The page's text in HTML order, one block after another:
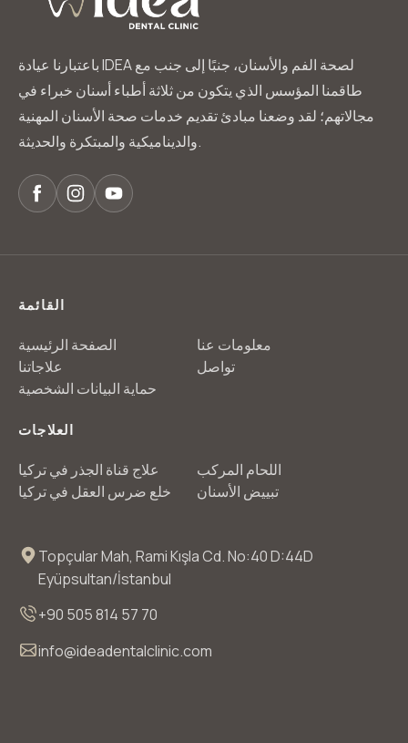
باعتبارنا عيادة IDEA لصحة الفم والأسنان، جنبًا إلى جنب مع
طاقمنا المؤسس الذي يتكون من ثلاثة أطباء أسنان خبراء في
مجالاتهم؛ لقد وضعنا مبادئ تقديم خدمات صحة الأسنان المهنية
والديناميكية والمبتكرة والحديثة.
القائمة
الصفحة الرئيسية
معلومات عنا
علاجاتنا
تواصل
حماية البيانات الشخصية
العلاجات
علاج قناة الجذر في تركيا
اللحام المركب
خلع ضرس العقل في تركيا
تبييض الأسنان
Topçular Mah, Rami Kışla Cd. No:40 D:44D
Eyüpsultan/İstanbul
+90 505 814 57 70
info@ideadentalclinic.com